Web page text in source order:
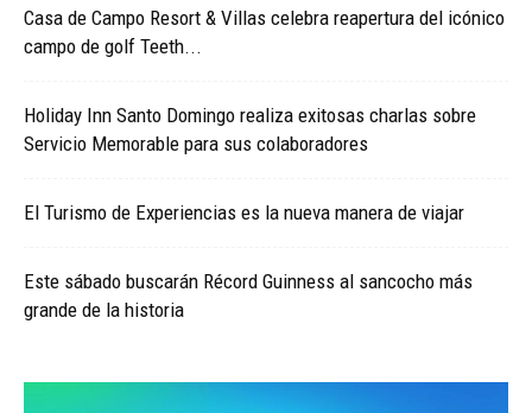
Casa de Campo Resort & Villas celebra reapertura del icónico
campo de golf Teeth...
Holiday Inn Santo Domingo realiza exitosas charlas sobre
Servicio Memorable para sus colaboradores
El Turismo de Experiencias es la nueva manera de viajar
Este sábado buscarán Récord Guinness al sancocho más
grande de la historia